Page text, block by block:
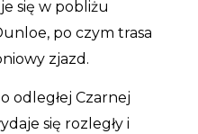
się w pobliżu
po czym trasa
zjazd.
odległej Czarnej
się rozległy i